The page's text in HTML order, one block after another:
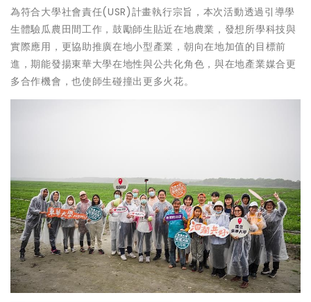
為符合大學社會責任(USR)計畫執行宗旨，本次活動透過引導學
生體驗瓜農田間工作，鼓勵師生貼近在地農業，發想所學科技與
實際應用，更協助推廣在地小型產業，朝向在地加值的目標前
進，期能發揚東華大學在地性與公共化角色，與在地產業媒合更
多合作機會，也使師生碰撞出更多火花。